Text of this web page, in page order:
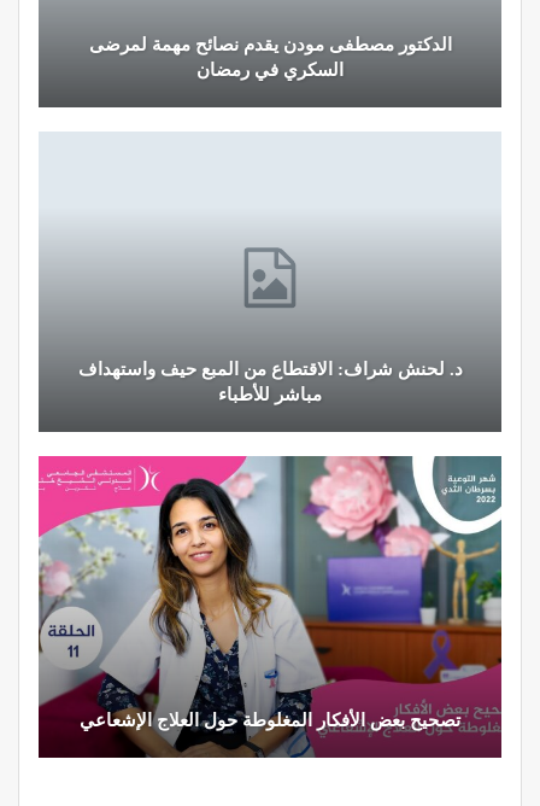
الدكتور مصطفى مودن يقدم نصائح مهمة لمرضى
السكري في رمضان
د. لحنش شراف: الاقتطاع من المبع حيف واستهداف
مباشر للأطباء
تصحيح بعض الأفكار المغلوطة حول العلاج الإشعاعي